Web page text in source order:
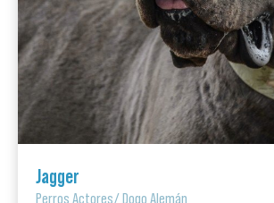
Jagger
Perros Actores/Dogo Alemán